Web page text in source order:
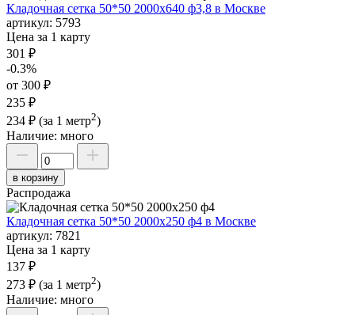
Кладочная сетка 50*50 2000х640 ф3,8 в Москве
артикул: 5793
Цена за 1 карту
301 ₽
-0.3%
от 300 ₽
235 ₽
234 ₽ (за 1 метр2)
Наличие: много
в корзину
Распродажа
Кладочная сетка 50*50 2000х250 ф4 в Москве
артикул: 7821
Цена за 1 карту
137 ₽
273 ₽ (за 1 метр2)
Наличие: много